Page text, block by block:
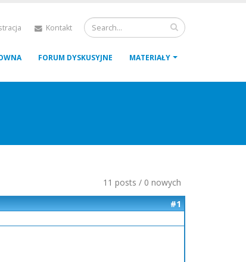
Kontakt
FORUM DYSKUSYJNE MATERIAŁY
11 posts / 0 nowych
#1